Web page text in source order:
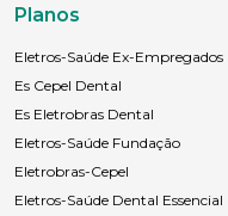
Planos
Eletros-Saúde Ex-Empregados
Es Cepel Dental
Es Eletrobras Dental
Eletros-Saúde Fundação
Eletrobras-Cepel
Eletros-Saúde Dental Essencial